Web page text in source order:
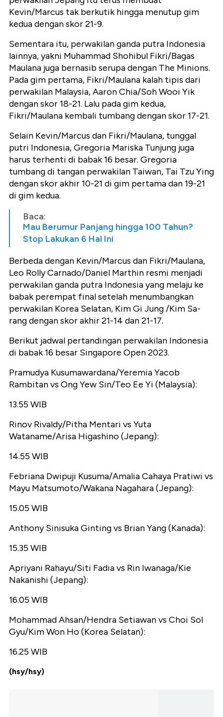
Kevin/Marcus tak berkutik hingga menutup gim
kedua dengan skor 21-9.
Sementara itu, perwakilan ganda putra Indonesia
lainnya, yakni Muhammad Shohibul Fikri/Bagas
Maulana juga bernasib serupa dengan The Minions.
Pada gim pertama, Fikri/Maulana kalah tipis dari
perwakilan Malaysia, Aaron Chia/Soh Wooi Yik
dengan skor 18-21. Lalu pada gim kedua,
Fikri/Maulana kembali tumbang dengan skor 17-21.
Selain Kevin/Marcus dan Fikri/Maulana, tunggal
putri Indonesia, Gregoria Mariska Tunjung juga
harus terhenti di babak 16 besar. Gregoria
tumbang di tangan perwakilan Taiwan, Tai Tzu Ying
dengan skor akhir 10-21 di gim pertama dan 19-21
di gim kedua.
Baca:
Mau Berumur Panjang hingga 100 Tahun?
Stop Lakukan 6 Hal Ini
Berbeda dengan Kevin/Marcus dan Fikri/Maulana,
Leo Rolly Carnado/Daniel Marthin resmi menjadi
perwakilan ganda putra Indonesia yang melaju ke
babak perempat final setelah menumbangkan
perwakilan Korea Selatan, Kim Gi Jung /Kim Sa-
rang dengan skor akhir 21-14 dan 21-17.
Berikut jadwal pertandingan perwakilan Indonesia
di babak 16 besar Singapore Open 2023.
Pramudya Kusumawardana/Yeremia Yacob
Rambitan vs Ong Yew Sin/Teo Ee Yi (Malaysia):
13.55 WIB
Rinov Rivaldy/Pitha Mentari vs Yuta
Wataname/Arisa Higashino (Jepang):
14.55 WIB
Febriana Dwipuji Kusuma/Amalia Cahaya Pratiwi vs
Mayu Matsumoto/Wakana Nagahara (Jepang):
15.05 WIB
Anthony Sinisuka Ginting vs Brian Yang (Kanada):
15.35 WIB
Apriyani Rahayu/Siti Fadia vs Rin Iwanaga/Kie
Nakanishi (Jepang):
16.05 WIB
Mohammad Ahsan/Hendra Setiawan vs Choi Sol
Gyu/Kim Won Ho (Korea Selatan):
16.25 WIB
(hsy/hsy)